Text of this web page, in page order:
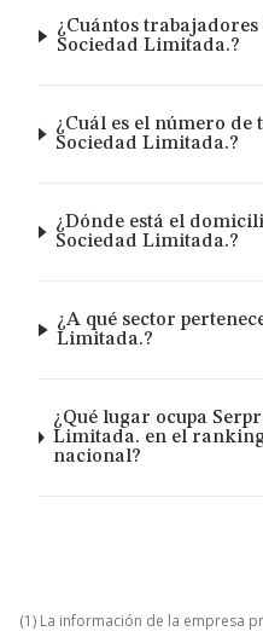
¿Cuántos
Sociedad Limitada.?
¿Cuál es el número de
Sociedad Limitada.?
¿Dónde está el
Sociedad Limitada.?
¿A qué sector
Limitada.?
¿Qué lugar ocupa
Limitada. en el
nacional?
(1) La información de la empresa